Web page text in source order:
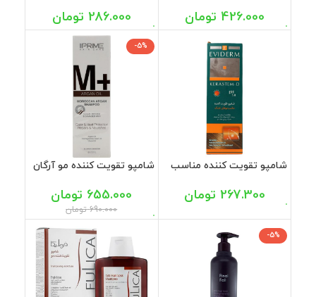
سریتا 200 میل426.000 تومان 286.000 تومان
شامپو تقویت کننده مناسب
267.300 تومان
-5%
شامپو تقویت کننده مو آرگان
690.000 تومان
655.000 تومان
-5%